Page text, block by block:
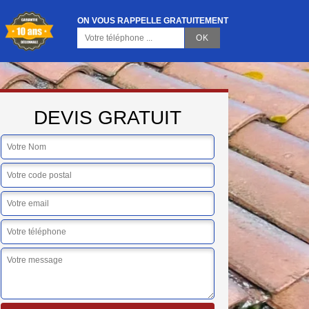
ON VOUS RAPPELLE GRATUITEMENT
DEVIS GRATUIT